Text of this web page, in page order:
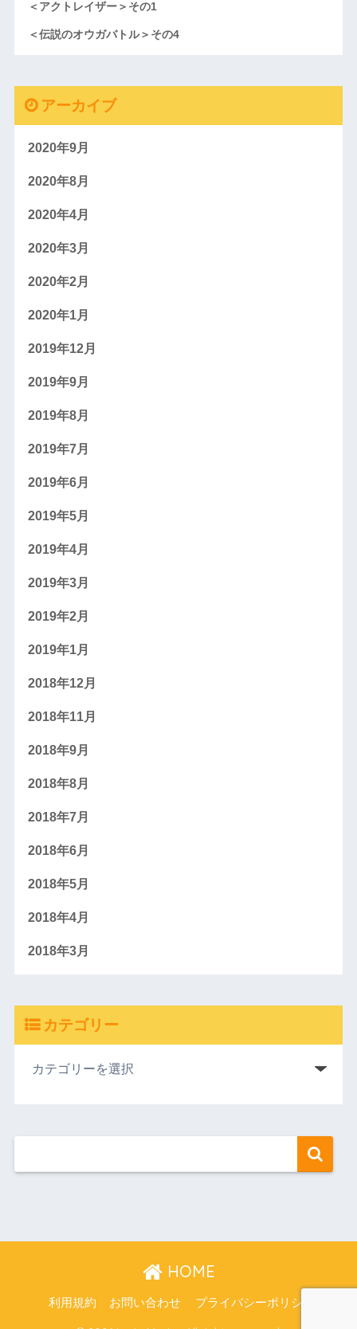
＜アクトレイザー＞その1
＜伝説のオウガバトル＞その4
アーカイブ
2020年9月
2020年8月
2020年4月
2020年3月
2020年2月
2020年1月
2019年12月
2019年9月
2019年8月
2019年7月
2019年6月
2019年5月
2019年4月
2019年3月
2019年2月
2019年1月
2018年12月
2018年11月
2018年9月
2018年8月
2018年7月
2018年6月
2018年5月
2018年4月
2018年3月
カテゴリー
HOME
利用規約 お問い合わせ プライバシーポリシー